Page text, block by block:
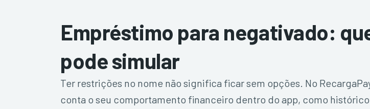
Empréstimo para negativado:
pode simular
Ter restrições no nome não significa ficar sem opções. No
conta o seu comportamento financeiro dentro do app, como